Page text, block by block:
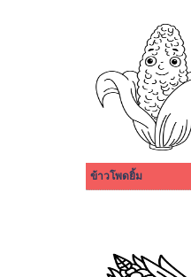
ข้าวโพดยิ้ม